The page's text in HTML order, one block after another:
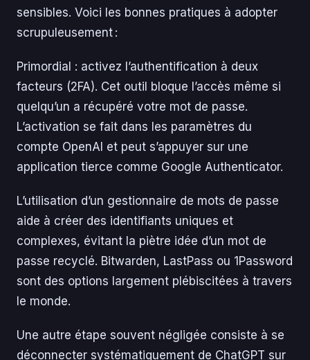
sensibles. Voici les bonnes pratiques à adopter
scrupuleusement :
Primordial : activez l’authentification à deux
facteurs (2FA). Cet outil bloque l’accès même si
quelqu’un a récupéré votre mot de passe.
L’activation se fait dans les paramètres du
compte OpenAI et peut s’appuyer sur une
application tierce comme Google Authenticator.
L’utilisation d’un gestionnaire de mots de passe
aide à créer des identifiants uniques et
complexes, évitant la piètre idée d’un mot de
passe recyclé. Bitwarden, LastPass ou 1Password
sont des options largement plébiscitées à travers
le monde.
Une autre étape souvent négligée consiste à se
déconnecter systématiquement de ChatGPT sur